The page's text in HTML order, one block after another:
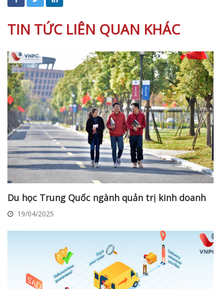
TIN TỨC LIÊN QUAN KHÁC
Du học Trung Quốc ngành quản trị kinh doanh
19/04/2025